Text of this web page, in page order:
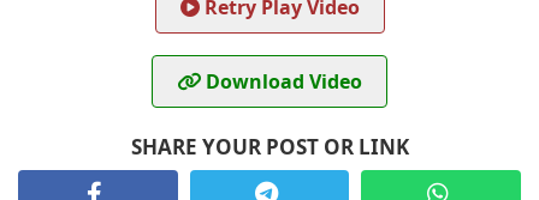
Retry Play Video
Download Video
SHARE YOUR POST OR LINK